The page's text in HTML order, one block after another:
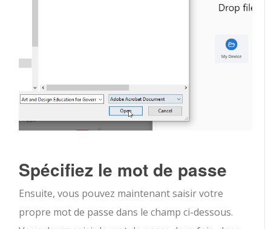
Spécifiez le mot de passe
Ensuite, vous pouvez maintenant saisir votre
propre mot de passe dans le champ ci-dessous.